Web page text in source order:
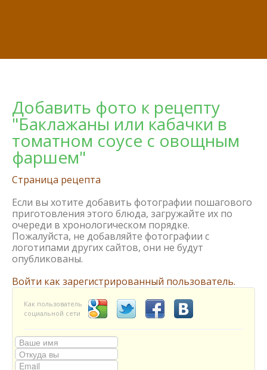
Добавить фото к рецепту
"Баклажаны или кабачки в
томатном соусе с овощным
фаршем"
Страница рецепта
Если вы хотите добавить фотографии пошагового
приготовления этого блюда, загружайте их по
очереди в хронологическом порядке.
Пожалуйста, не добавляйте фотографии с
логотипами других сайтов, они не будут
опубликованы.
Войти как зарегистрированный пользователь.
Как пользователь
социальной сети